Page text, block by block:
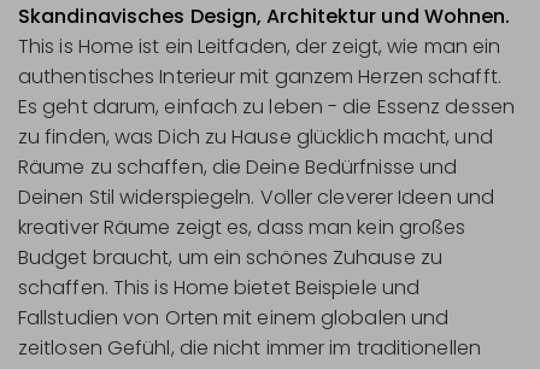
Skandinavisches Design, Architektur und Wohnen.
This is Home ist ein Leitfaden, der zeigt, wie man ein
authentisches Interieur mit ganzem Herzen schafft.
Es geht darum, einfach zu leben - die Essenz dessen
zu finden, was Dich zu Hause glücklich macht, und
Räume zu schaffen, die Deine Bedürfnisse und
Deinen Stil widerspiegeln. Voller cleverer Ideen und
kreativer Räume zeigt es, dass man kein großes
Budget braucht, um ein schönes Zuhause zu
schaffen. This is Home bietet Beispiele und
Fallstudien von Orten mit einem globalen und
zeitlosen Gefühl, die nicht immer im traditionellen